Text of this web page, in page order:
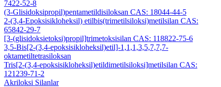
7422-52-8
(3-Glisidoksipropil)pentametildisiloksan CAS: 18044-44-5
2-(3,4-Epoksisikloheksil) etilbis(trimetilsiloksi)metilsilan CAS:
65842-29-7
[3-(glisidoksietoksi)propil]trimetoksisilan CAS: 118822-75-6
3,5-Bis[2-(3,4-epoksisikloheksil)etil]-1,1,1,3,5,7,7,7-
oktametiltetrasiloksan
Tris[2-(3,4-epoksisikloheksil)etildimetilsiloksi]metilsilan CAS:
121239-71-2
Akriloksi Silanlar